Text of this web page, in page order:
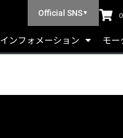
Official SNS▼
インフォメーション モー